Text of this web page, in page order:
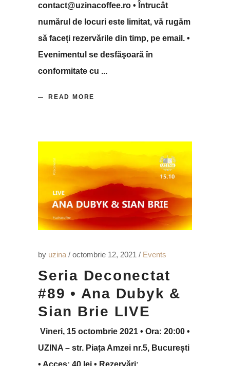
contact@uzinacoffee.ro • Întrucât
numărul de locuri este limitat, vă rugăm
să faceți rezervările din timp, pe email. •
Evenimentul se desfăşoară în
conformitate cu
READ MORE
by uzina octombrie 12, 2021 Events
Seria Deconectat
#89 • Ana Dubyk &
Sian Brie LIVE
Vineri, 15 octombrie 2021 • Ora: 20:00 •
UZINA – str. Piața Amzei nr.5, București
• Acces: 40 lei • Rezervări: